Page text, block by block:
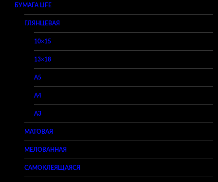
БУМАГА LIFE
ГЛЯНЦЕВАЯ
10×15
13×18
A5
A4
A3
МАТОВАЯ
МЕЛОВАННАЯ
САМОКЛЕЯЩАЯСЯ